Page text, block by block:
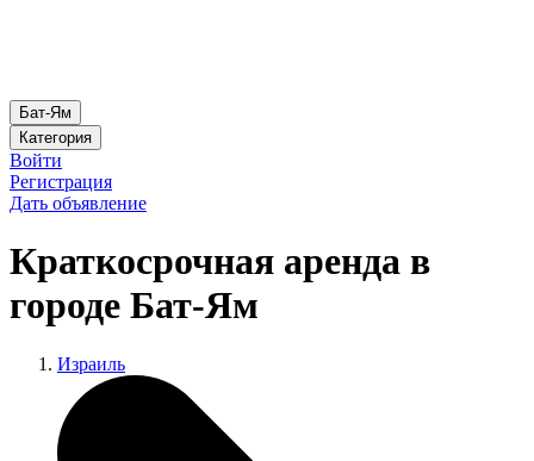
Бат-Ям
Категория
Войти
Регистрация
Дать объявление
Краткосрочная аренда в
городе Бат-Ям
Израиль